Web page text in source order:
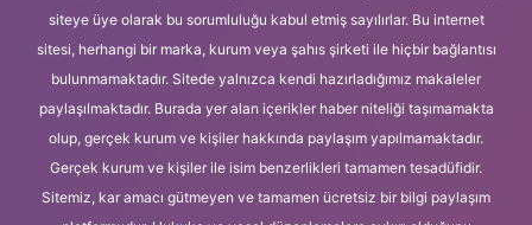
siteye üye olarak bu sorumluluğu kabul etmiş sayılırlar. Bu internet
sitesi, herhangi bir marka, kurum veya şahıs şirketi ile hiçbir bağlantısı
bulunmamaktadır. Sitede yalnızca kendi hazırladığımız makaleler
paylaşılmaktadır. Burada yer alan içerikler haber niteliği taşımamakta
olup, gerçek kurum ve kişiler hakkında paylaşım yapılmamaktadır.
Gerçek kurum ve kişiler ile isim benzerlikleri tamamen tesadüfidir.
Sitemiz, kar amacı gütmeyen ve tamamen ücretsiz bir bilgi paylaşım